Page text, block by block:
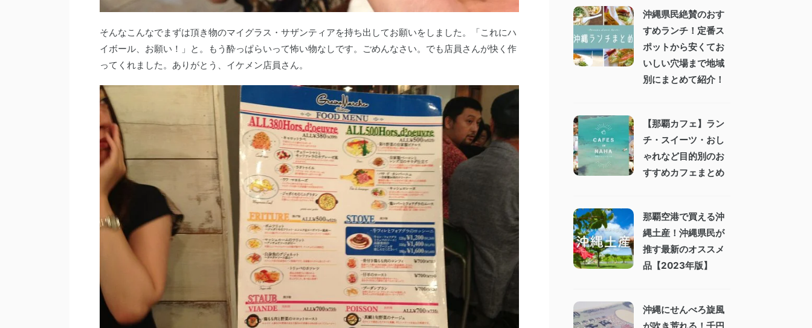
そんなこんなでまずは頂き物のマイグラス・サザンティアを持ち出してお願いをしました。「これにハ
イボール、お願い！」と。もう酔っぱらいって怖い物なしです。ごめんなさい。でも店員さんが快く作
ってくれました。ありがとう、イケメン店員さん。
沖縄県民絶賛のおす
すめランチ！定番ス
ポットから安くてお
いしい穴場まで地域
別にまとめて紹介！
【那覇カフェ】ラン
チ・スイーツ・おし
ゃれなど目的別のお
すすめカフェまとめ
那覇空港で買える沖
縄土産！沖縄県民が
推す最新のオススメ
品【2023年版】
沖縄にせんべろ旋風